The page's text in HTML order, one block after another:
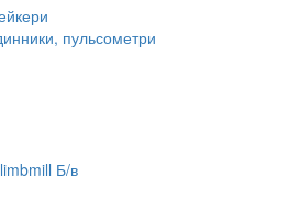
пульсометри
Б/в